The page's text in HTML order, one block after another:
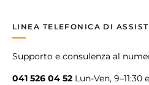
LINEA TELEFONICA DI
Supporto e consulenza al
041 526 04 52 Lun-Ven, 9–11:30